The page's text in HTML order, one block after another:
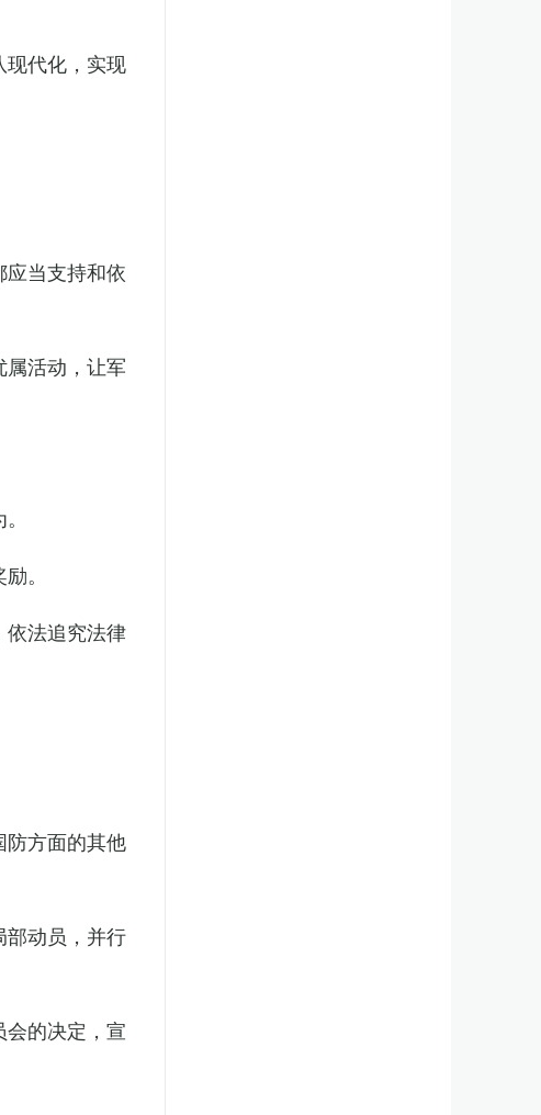
现代化，实现
当支持和依
活动，让军
。
法追究法律
方面的其他
部动员，并行
的决定，宣